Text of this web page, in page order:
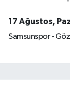
17 Ağustos,
Samsunspor -